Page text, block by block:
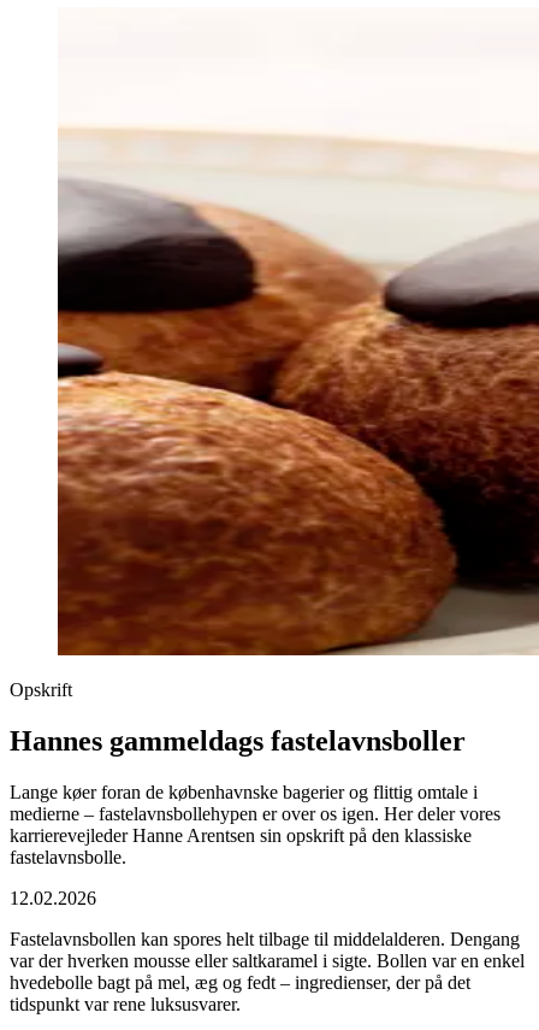
Opskrift
Hannes gammeldags fastelavnsboller
Lange køer foran de københavnske bagerier og flittig omtale i
medierne – fastelavnsbollehypen er over os igen. Her deler vores
karrierevejleder Hanne Arentsen sin opskrift på den klassiske
fastelavnsbolle.
12.02.2026
Fastelavnsbollen kan spores helt tilbage til middelalderen. Dengang
var der hverken mousse eller saltkaramel i sigte. Bollen var en enkel
hvedebolle bagt på mel, æg og fedt – ingredienser, der på det
tidspunkt var rene luksusvarer.